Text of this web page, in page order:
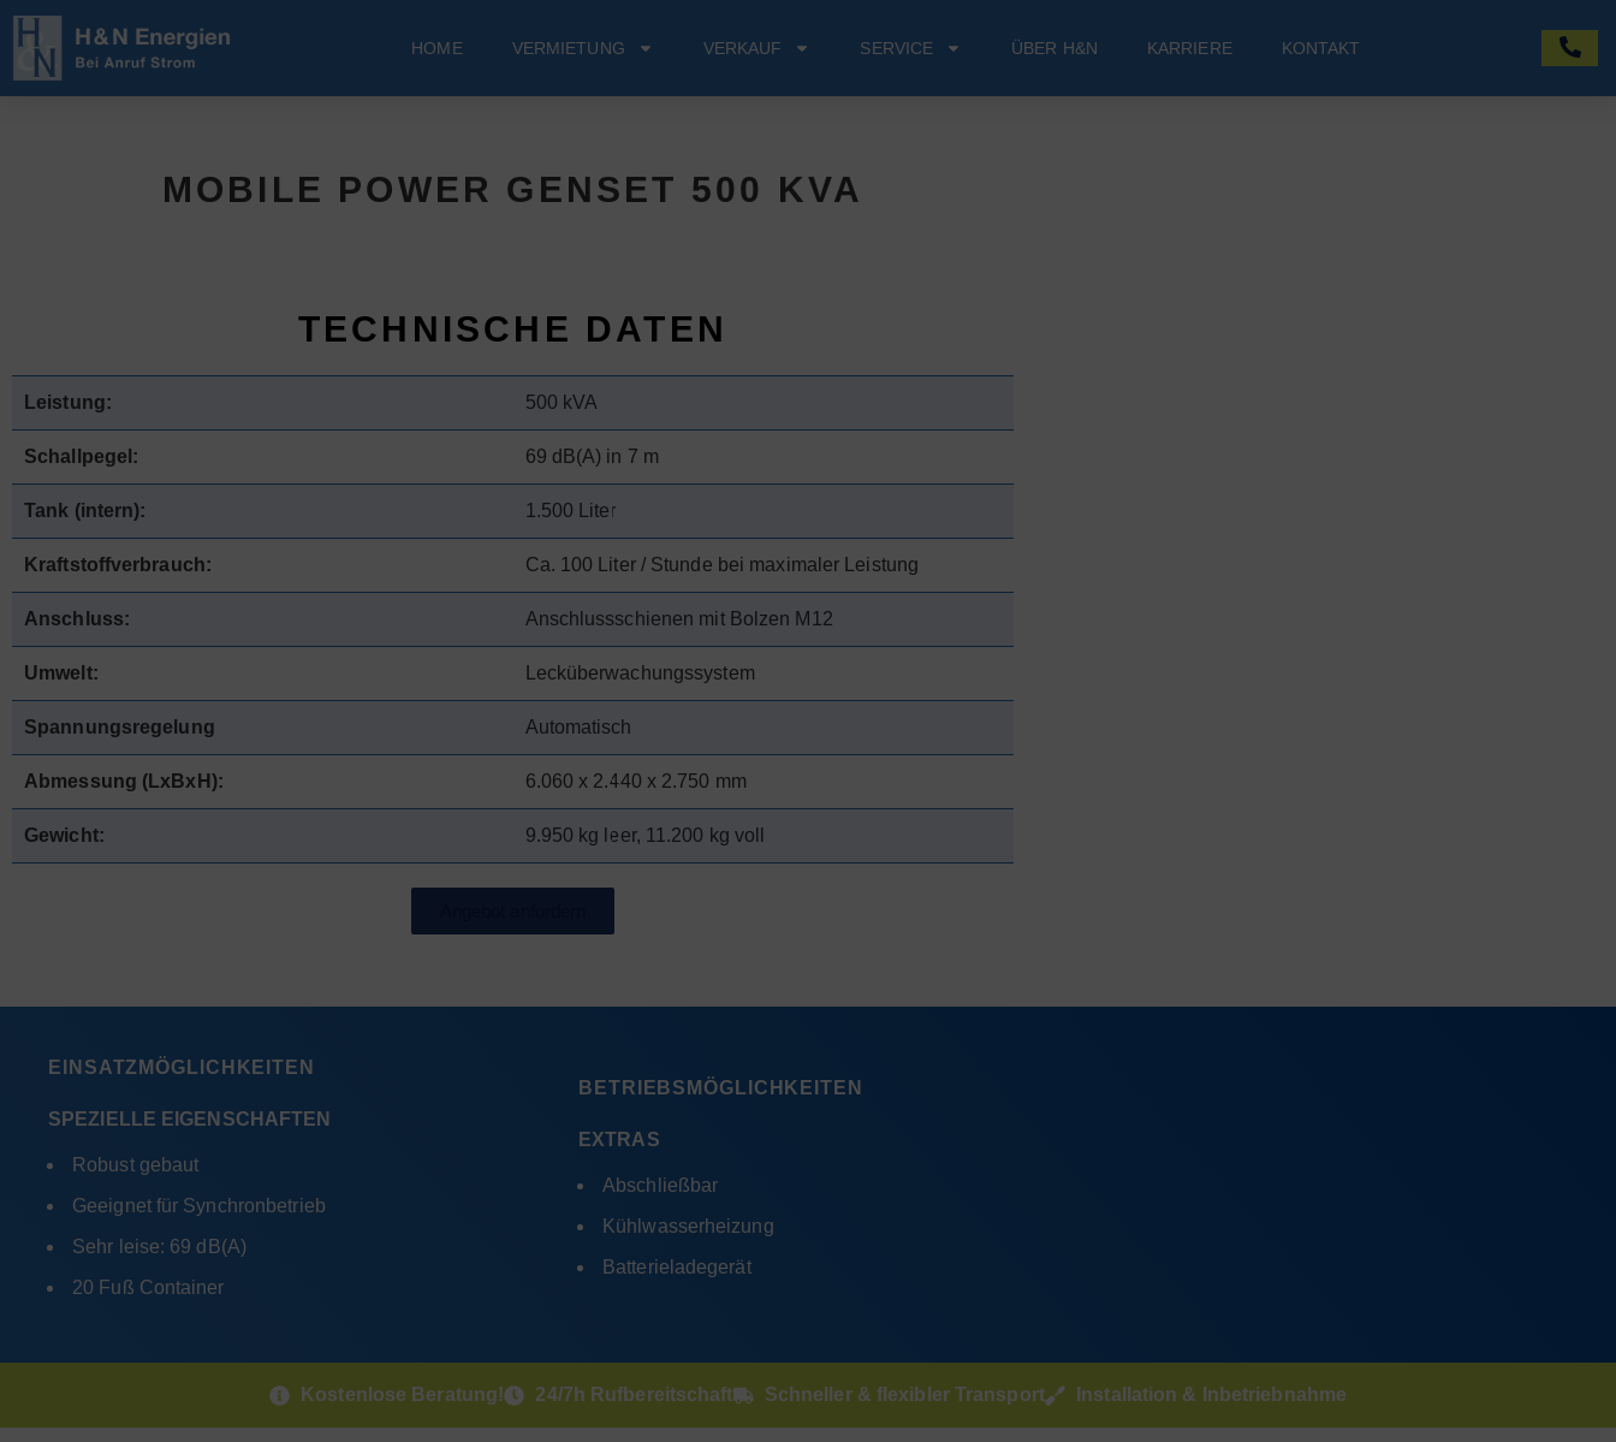
HOME VERMIETUNG VERKAUF SERVICE ÜBER H&N KARRIERE KONTAKT
MOBILE POWER GENSET 500 KVA
TECHNISCHE DATEN
Leistung: 500 kVA
Schallpegel: 69 dB(A) in 7 m
Tank (intern): 1.500 Liter
Kraftstoffverbrauch: Ca. 100 Liter / Stunde bei maximaler Leistung
Anschluss: Anschlussschienen mit Bolzen M12
Umwelt: Lecküberwachungssystem
Spannungsregelung Automatisch
Abmessung (LxBxH): 6.060 x 2.440 x 2.750 mm
Gewicht: 9.950 kg leer, 11.200 kg voll
EINSATZMÖGLICHKEITEN
SPEZIELLE EIGENSCHAFTEN
Robust gebaut
Geeignet für Synchronbetrieb
Sehr leise: 69 dB(A)
20 Fuß Container
BETRIEBSMÖGLICHKEITEN
EXTRAS
Abschließbar
Kühlwasserheizung
Batterieladegerät
Kostenlose Beratung! 24/7h Rufbereitschaft Schneller & flexibler Transport Installation & Inbetriebnahme